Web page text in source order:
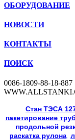
ОБОРУДОВАНИЕ
НОВОСТИ
КОНТАКТЫ
ПОИСК
0086-1809-88-18-887
Cтан ТЭСА
пакетирование труб
продольной
раскатка рулона,